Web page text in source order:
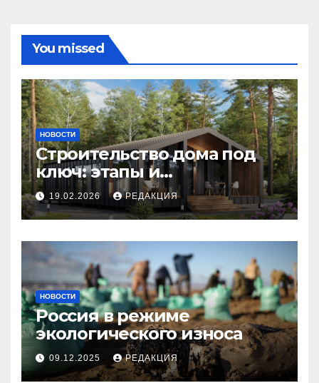
You missed
НОВОСТИ
Строительство дома под
ключ: этапы и
планирование бюджета
19.02.2026 РЕДАКЦИЯ
НОВОСТИ
Россия в режиме
экологического износа
09.12.2025 РЕДАКЦИЯ